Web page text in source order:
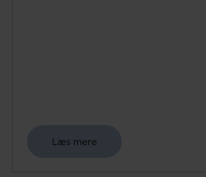
Læs mere